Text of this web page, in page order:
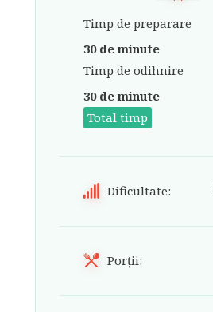
Timp de preparare
30 de minute
Timp de odihnire
30 de minute
Total timp
Dificultate:
Porții: